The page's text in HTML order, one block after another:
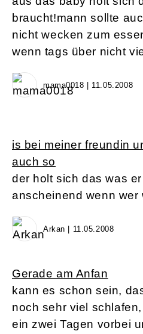
braucht!mann sollte
nicht wecken zum
wenn tags über nicht
mama0018 | 11.05.2008
is bei meiner freundin
auch so
der holt sich das was
anscheinend wenn wer
Arkan | 11.05.2008
Gerade am Anfan
kann es schon sein,
noch sehr viel
ein zwei Tagen vorbei